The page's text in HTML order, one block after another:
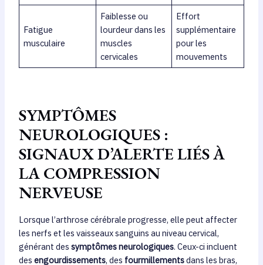
Fatigue
musculaire
Faiblesse ou
lourdeur dans les
muscles
cervicales
Effort
supplémentaire
pour les
mouvements
SYMPTÔMES
NEUROLOGIQUES :
SIGNAUX D’ALERTE LIÉS À
LA COMPRESSION
NERVEUSE
Lorsque l’arthrose cérébrale progresse, elle peut affecter
les nerfs et les vaisseaux sanguins au niveau cervical,
générant des symptômes neurologiques. Ceux-ci incluent
des engourdissements, des fourmillementsdans les bras,